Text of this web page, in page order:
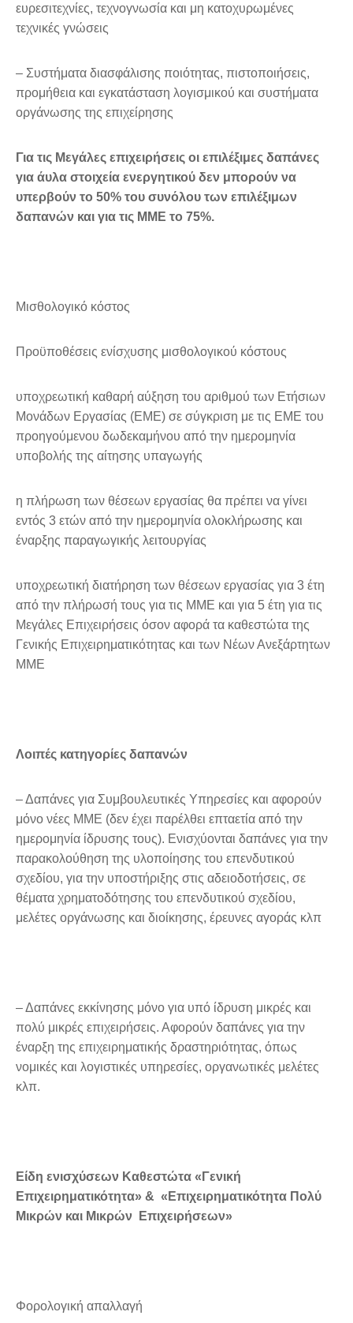
ευρεσιτεχνίες, τεχνογνωσία και μη κατοχυρωμένες
τεχνικές γνώσεις
– Συστήματα διασφάλισης ποιότητας, πιστοποιήσεις,
προμήθεια και εγκατάσταση λογισμικού και συστήματα
οργάνωσης της επιχείρησης
Για τις Μεγάλες επιχειρήσεις οι επιλέξιμες δαπάνες
για άυλα στοιχεία ενεργητικού δεν μπορούν να
υπερβούν το 50% του συνόλου των επιλέξιμων
δαπανών και για τις ΜΜΕ το 75%.
Μισθολογικό κόστος
Προϋποθέσεις ενίσχυσης μισθολογικού κόστους
υποχρεωτική καθαρή αύξηση του αριθμού των Ετήσιων
Μονάδων Εργασίας (ΕΜΕ) σε σύγκριση με τις ΕΜΕ του
προηγούμενου δωδεκαμήνου από την ημερομηνία
υποβολής της αίτησης υπαγωγής
η πλήρωση των θέσεων εργασίας θα πρέπει να γίνει
εντός 3 ετών από την ημερομηνία ολοκλήρωσης και
έναρξης παραγωγικής λειτουργίας
υποχρεωτική διατήρηση των θέσεων εργασίας για 3 έτη
από την πλήρωσή τους για τις ΜΜΕ και για 5 έτη για τις
Μεγάλες Επιχειρήσεις όσον αφορά τα καθεστώτα της
Γενικής Επιχειρηματικότητας και των Νέων Ανεξάρτητων
ΜΜΕ
Λοιπές κατηγορίες δαπανών
– Δαπάνες για Συμβουλευτικές Υπηρεσίες και αφορούν
μόνο νέες ΜΜΕ (δεν έχει παρέλθει επταετία από την
ημερομηνία ίδρυσης τους). Ενισχύονται δαπάνες για την
παρακολούθηση της υλοποίησης του επενδυτικού
σχεδίου, για την υποστήριξης στις αδειοδοτήσεις, σε
θέματα χρηματοδότησης του επενδυτικού σχεδίου,
μελέτες οργάνωσης και διοίκησης, έρευνες αγοράς κλπ
– Δαπάνες εκκίνησης μόνο για υπό ίδρυση μικρές και
πολύ μικρές επιχειρήσεις. Αφορούν δαπάνες για την
έναρξη της επιχειρηματικής δραστηριότητας, όπως
νομικές και λογιστικές υπηρεσίες, οργανωτικές μελέτες
κλπ.
Είδη ενισχύσεων Καθεστώτα «Γενική
Επιχειρηματικότητα» & «Επιχειρηματικότητα Πολύ
Μικρών και Μικρών Επιχειρήσεων»
Φορολογική απαλλαγή